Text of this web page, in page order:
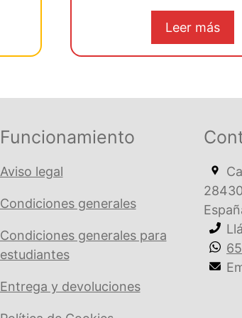
Leer más
Funcionamiento
Aviso legal
Condiciones generales
Condiciones generales para
estudiantes
Entrega y devoluciones